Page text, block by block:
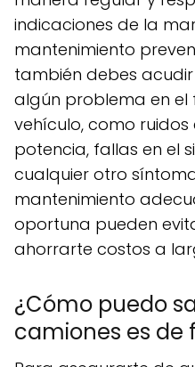
indicaciones de la
mantenimiento
también debes
algún problema en el
vehículo, como
potencia, fallas en el
cualquier otro
mantenimiento
oportuna pueden
ahorrarte costos a
¿Cómo puedo
camiones es de